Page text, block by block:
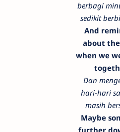
berbagi
sedikit
And
about
when we
Dan
hari-hari
masih
Maybe